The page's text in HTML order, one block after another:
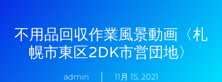
不用品回収作業風景動画〈札
幌市東区2DK市営団地〉
admin 11月 15, 2021